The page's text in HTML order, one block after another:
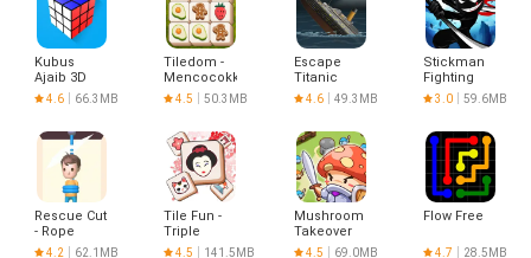
Kubus
Ajaib 3D
4.6 66.3MB
Tiledom -
Mencocokkan
Puzzle
4.5 50.3MB
Escape
Titanic
4.6 49.3MB
Stickman
Fighting
3.0 59.6MB
Rescue Cut
- Rope
Puzzle
4.2 62.1MB
Tile Fun -
Triple
Puzzle
4.5 141.5MB
Mushroom
Takeover
4.5 69.0MB
Flow Free
4.7 28.5MB